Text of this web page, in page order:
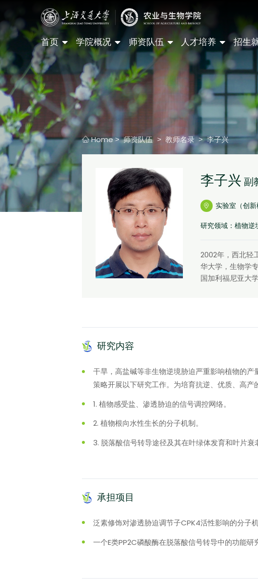
首页 学院概况 师资队伍 人才培养 招生
Home > 师资队伍 > 教师名录 > 李子兴
李子兴 副
实验室（创
研究领域：植物逆
2002年，西北轻
华大学，生物学
国加利福尼亚大
研究内容
干旱，高盐碱等非生物逆境胁迫严重影响植物的
策略开展以下研究工作。为培育抗逆、优质、高产
1. 植物感受盐、渗透胁迫的信号调控网络。
2. 植物根向水性生长的分子机制。
3. 脱落酸信号转导途径及其在叶绿体发育和叶片衰
承担项目
泛素修饰对渗透胁迫调节子CPK4活性影响的分子
一个E类PP2C磷酸酶在脱落酸信号转导中的功能